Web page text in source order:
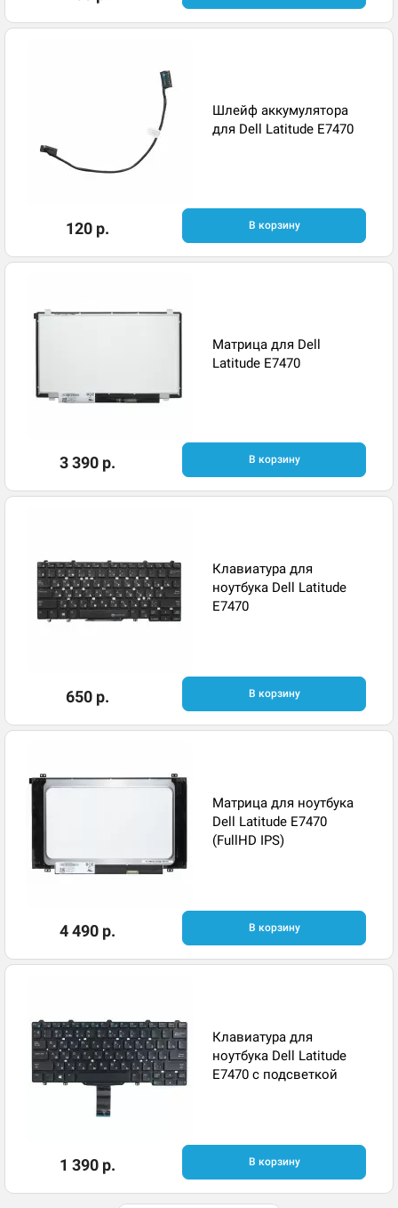
Шлейф аккумулятора
для Dell Latitude E7470
120 р. В корзину
Матрица для Dell
Latitude E7470
3 390 р. В корзину
Клавиатура для
ноутбука Dell Latitude
E7470
650 р. В корзину
Матрица для ноутбука
Dell Latitude E7470
(FullHD IPS)
4 490 р. В корзину
Клавиатура для
ноутбука Dell Latitude
E7470 с подсветкой
1 390 р. В корзину